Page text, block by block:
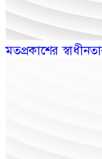
মতপ্রকাশের